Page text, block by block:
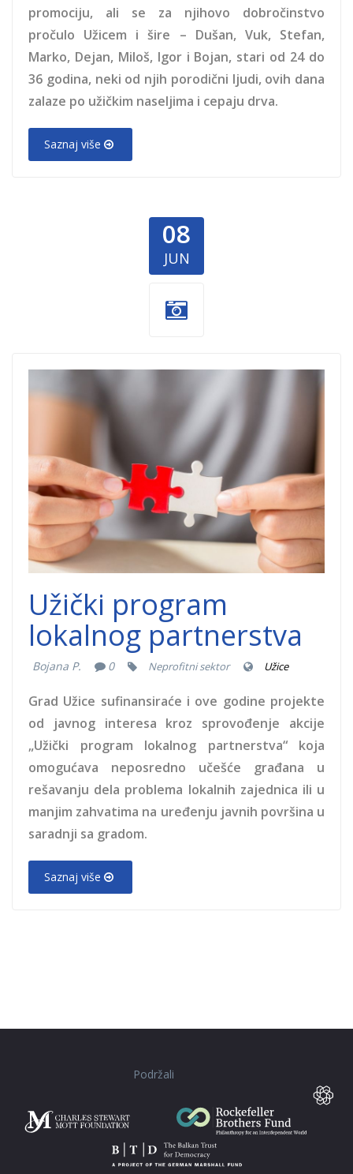
promociju, ali se za njihovo dobročinstvo
pročulo Užicem i šire – Dušan, Vuk, Stefan,
Marko, Dejan, Miloš, Igor i Bojan, stari od 24 do
36 godina, neki od njih porodični ljudi, ovih dana
zalaze po užičkim naseljima i cepaju drva.
Saznaj više
08
JUN
uzicko
partnerstvo.jpg
Užički program
lokalnog partnerstva
Bojana P. 0 Neprofitni sektor Užice
Grad Užice sufinansiraće i ove godine projekte
od javnog interesa kroz sprovođenje akcije
„Užički program lokalnog partnerstva“ koja
omogućava neposredno učešće građana u
rešavanju dela problema lokalnih zajednica ili u
manjim zahvatima na uređenju javnih površina u
saradnji sa gradom.
Saznaj više
Podržali